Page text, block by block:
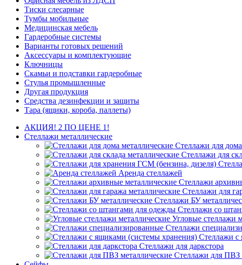
Тиски слесарные
Тумбы мобильные
Медицинская мебель
Гардеробные системы
Варианты готовых решений
Аксессуары и комплектующие
Ключницы
Скамьи и подставки гардеробные
Стулья промышленные
Другая продукция
Средства дезинфекции и защиты
Тара (ящики, короба, паллеты)
АКЦИЯ! 2 ПО ЦЕНЕ 1!
Стеллажи металлические
Стеллажи для
Стеллажи для
Аренда стеллажей
Стеллажи
Стеллажи для
Стеллажи БУ
Стеллажи со
Угловые стеллажи
Стеллажи
Стеллажи с
Стеллажи для даркстора
Стеллажи для ПВЗ